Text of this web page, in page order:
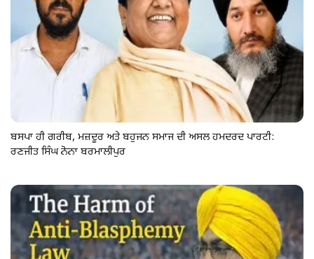
ਬਸਪਾ ਹੀ ਗਰੀਬ, ਮਜ਼ਦੂਰ ਅਤੇ ਬਹੁਜਨ ਸਮਾਜ ਦੀ ਅਸਲ ਹਮਦਰਦ ਪਾਰਟੀ:
ਰਣਜੀਤ ਸਿੰਘ ਨੋਨਾ ਬਰਮਾਲੀਪੁਰ